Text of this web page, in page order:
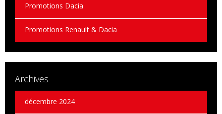
Promotions Dacia
Promotions Renault & Dacia
Archives
décembre 2024